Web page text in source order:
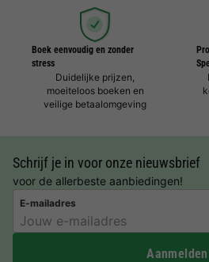
Boek eenvoudig en zonder
stress
Duidelijke prijzen,
moeiteloos boeken en
veilige betaalomgeving
Schrijf je in voor onze nieuwsbrief
voor de allerbeste aanbiedingen!
E-mailadres
Aanmelden